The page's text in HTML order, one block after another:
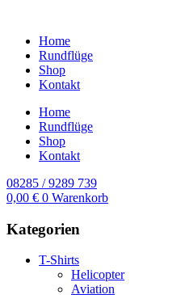
Home
Rundflüge
Shop
Kontakt
Home
Rundflüge
Shop
Kontakt
08285 / 9289 739
0,00 € 0 Warenkorb
Kategorien
T-Shirts
Helicopter
Aviation